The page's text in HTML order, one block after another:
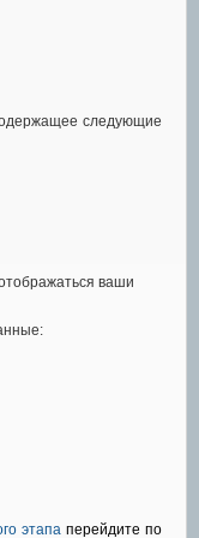
следующие
ваши
этапа перейдите по